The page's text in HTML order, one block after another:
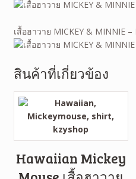
เสื้อฮาวาย MICKEY & MINNIE –
สินค้าที่เกี่ยวข้อง
Hawaiian Mickey